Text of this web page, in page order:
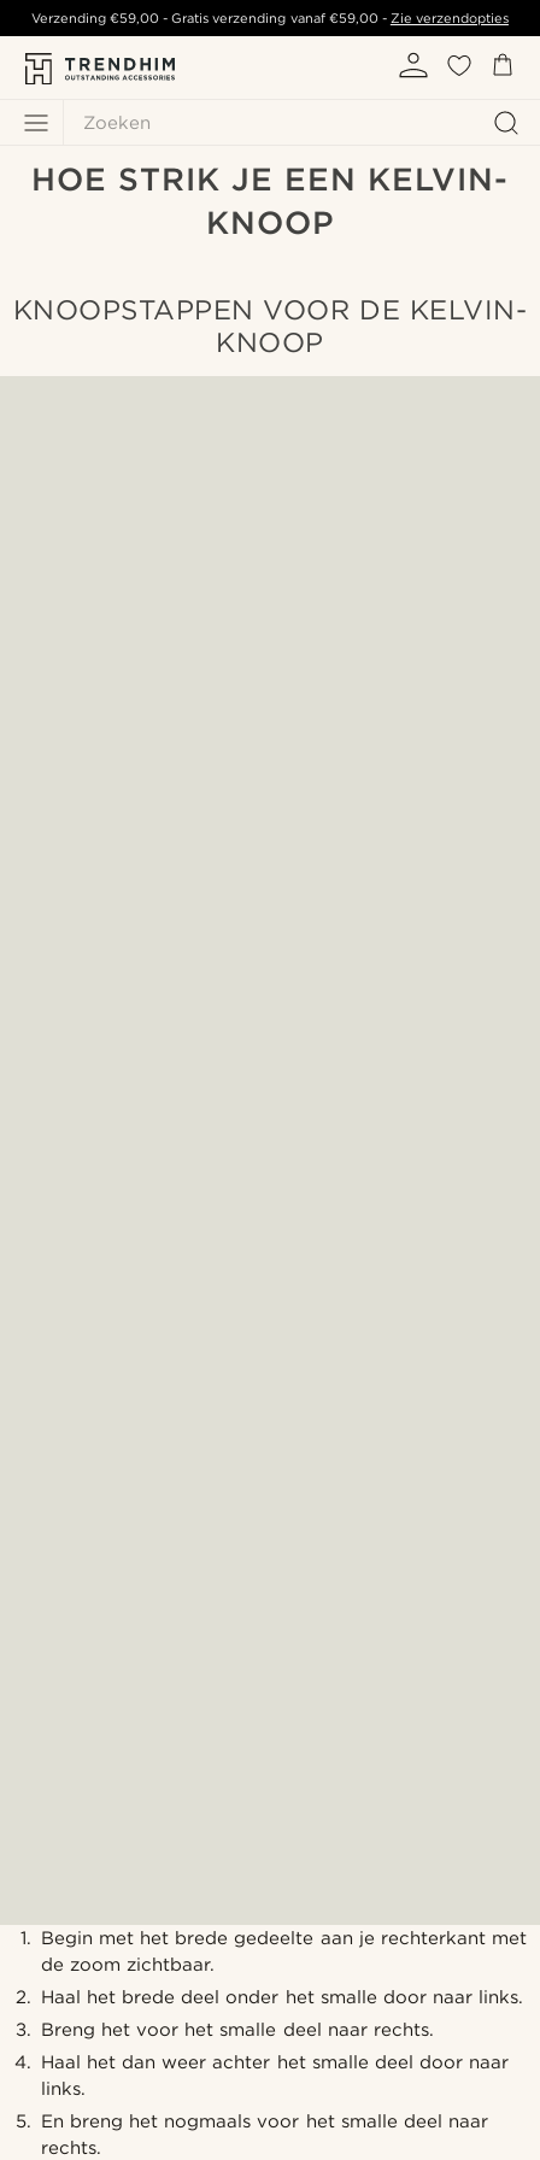
Zoeken
Verzending€59,00 - Gratis verzending vanaf €59,00- Zie verzendopties
HOE STRIK JE EEN KELVIN-
KNOOP
KNOOPSTAPPEN VOOR DE KELVIN-
KNOOP
Begin met het brede gedeelte aan je rechterkant met
de zoom zichtbaar.
Haal het brede deel onder het smalle door naar links.
Breng het voor het smalle deel naar rechts.
Haal het dan weer achter het smalle deel door naar
links.
En breng het nogmaals voor het smalle deel naar
rechts.